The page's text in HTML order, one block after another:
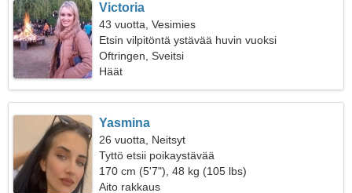
Victoria
43 vuotta, Vesimies
Etsin vilpitöntä ystävää huvin vuoksi
Oftringen, Sveitsi
Häät
Yasmina
26 vuotta, Neitsyt
Tyttö etsii poikaystävää
170 cm (5'7"), 48 kg (105 lbs)
Aito rakkaus